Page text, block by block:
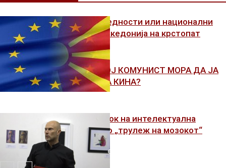
Европски вредности или национални
интереси: Македонија на крстопат
ЗОШТО СЕКОЈ КОМУНИСТ МОРА ДА ЈА
ПОДДРЖУВА КИНА?
0д недостаток на интелектуална
активност до „трулеж на мозокот“